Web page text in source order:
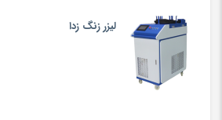
ليزر زنگ زدا